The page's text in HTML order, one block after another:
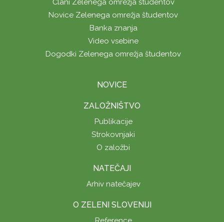
Novice Zelenega omrežja študentov
Banka znanja
Video vsebine
Dogodki Zelenega omrežja študentov
NOVICE
ZALOŽNIŠTVO
Publikacije
Strokovnjaki
O založbi
NATEČAJI
Arhiv natečajev
O ZELENI SLOVENIJI